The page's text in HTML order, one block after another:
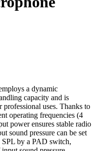
a dynamic
capacity and is
uses. Thanks to
operating frequencies (4
power ensures stable radio
sound pressure can be set
by a PAD switch,